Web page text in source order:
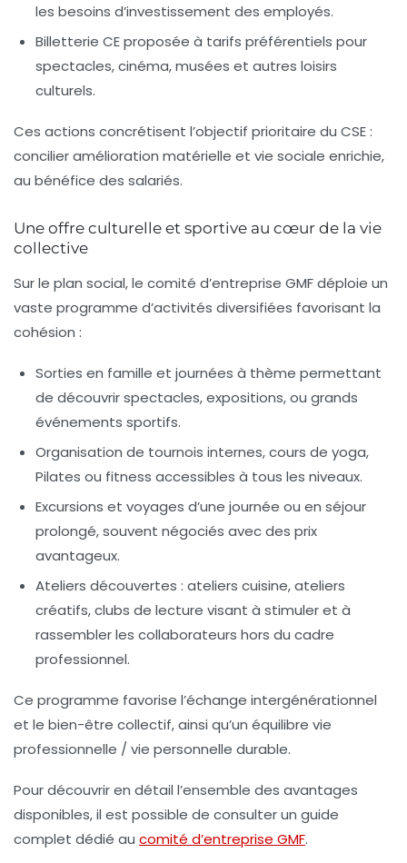
les besoins d’investissement des employés.
Billetterie CE proposée à tarifs préférentiels pour
spectacles, cinéma, musées et autres loisirs
culturels.
Ces actions concrétisent l’objectif prioritaire du CSE :
concilier amélioration matérielle et vie sociale enrichie,
au bénéfice des salariés.
Une offre culturelle et sportive au cœur de la vie
collective
Sur le plan social, le comité d’entreprise GMF déploie un
vaste programme d’activités diversifiées favorisant la
cohésion :
Sorties en famille et journées à thème permettant
de découvrir spectacles, expositions, ou grands
événements sportifs.
Organisation de tournois internes, cours de yoga,
Pilates ou fitness accessibles à tous les niveaux.
Excursions et voyages d’une journée ou en séjour
prolongé, souvent négociés avec des prix
avantageux.
Ateliers découvertes : ateliers cuisine, ateliers
créatifs, clubs de lecture visant à stimuler et à
rassembler les collaborateurs hors du cadre
professionnel.
Ce programme favorise l’échange intergénérationnel
et le bien-être collectif, ainsi qu’un équilibre vie
professionnelle / vie personnelle durable.
Pour découvrir en détail l’ensemble des avantages
disponibles, il est possible de consulter un guide
complet dédié au comité d’entreprise GMF.